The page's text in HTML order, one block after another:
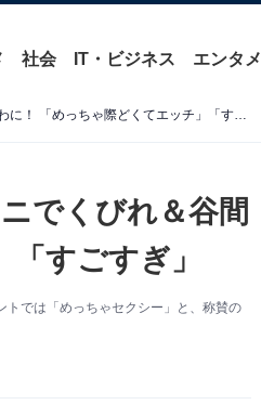
社会 IT・ビジネス エンタメ
「ビキニちっちゃ！」上西怜、極小ビキニでくびれ＆谷間あらわに！ 「めっちゃ際どくてエッチ」「すごすぎ」
でくびれ＆谷間
すごすぎ」
では「めっちゃセクシー」と、称賛の